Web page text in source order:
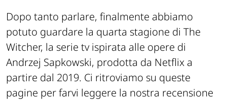
Dopo tanto parlare, finalmente abbiamo
potuto guardare la quarta stagione di The
Witcher, la serie tv ispirata alle opere di
Andrzej Sapkowski, prodotta da Netflix a
partire dal 2019. Ci ritroviamo su queste
pagine per farvi leggere la nostra recensione